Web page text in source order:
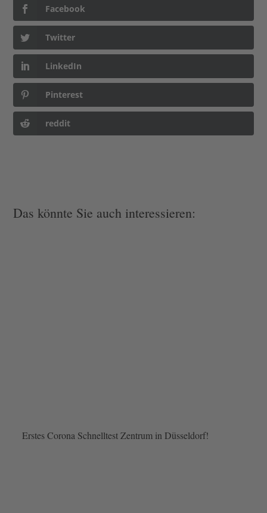
Facebook
Twitter
LinkedIn
Pinterest
reddit
Das könnte Sie auch interessieren:
Erstes Corona Schnelltest Zentrum in Düsseldorf!